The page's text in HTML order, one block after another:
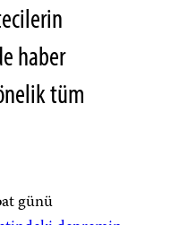
haber
tüm
günü